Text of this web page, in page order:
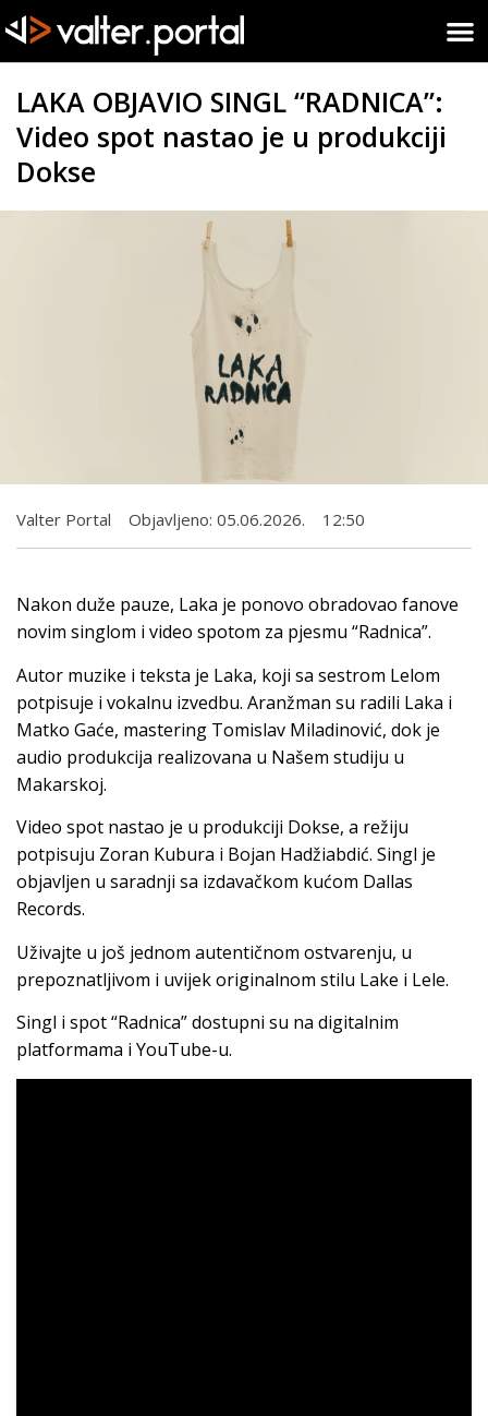
LAKA OBJAVIO SINGL “RADNICA”:
Video spot nastao je u produkciji
Dokse
Valter Portal Objavljeno: 05.06.2026. 12:50
Nakon duže pauze, Laka je ponovo obradovao fanove
novim singlom i video spotom za pjesmu “Radnica”.
Autor muzike i teksta je Laka, koji sa sestrom Lelom
potpisuje i vokalnu izvedbu. Aranžman su radili Laka i
Matko Gaće, mastering Tomislav Miladinović, dok je
audio produkcija realizovana u Našem studiju u
Makarskoj.
Video spot nastao je u produkciji Dokse, a režiju
potpisuju Zoran Kubura i Bojan Hadžiabdić. Singl je
objavljen u saradnji sa izdavačkom kućom Dallas
Records.
Uživajte u još jednom autentičnom ostvarenju, u
prepoznatljivom i uvijek originalnom stilu Lake i Lele.
Singl i spot “Radnica” dostupni su na digitalnim
platformama i YouTube-u.